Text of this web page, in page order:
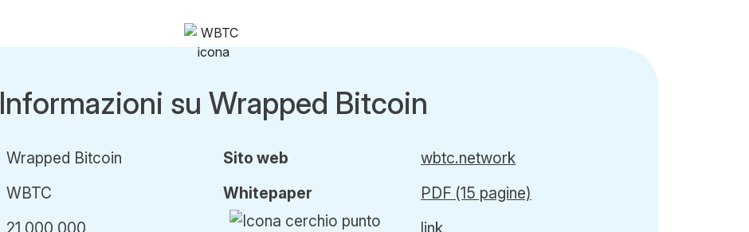
Informazioni su Wrapped Bitcoin
Wrapped Bitcoin
WBTC
21,000,000
Sito web
Whitepaper
wbtc.network
PDF (15 pagine)
link